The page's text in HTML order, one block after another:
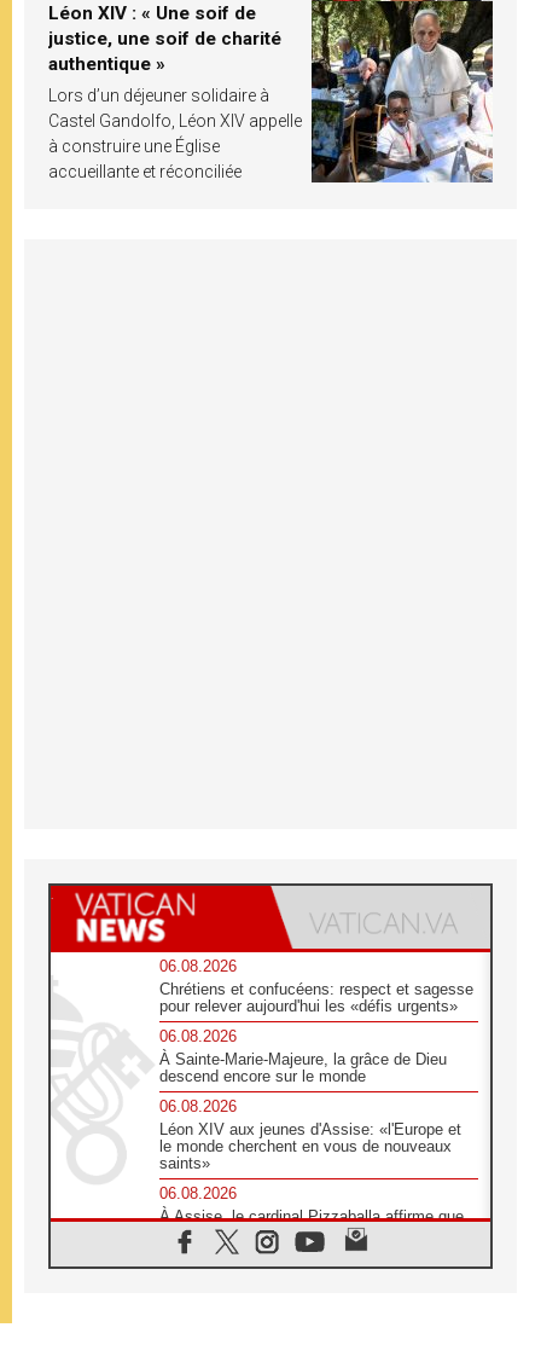
Léon XIV : « Une soif de
justice, une soif de charité
authentique »
Lors d’un déjeuner solidaire à
Castel Gandolfo, Léon XIV appelle
à construire une Église
accueillante et réconciliée
06.08.2026
Chrétiens et confucéens: respect et sagesse
pour relever aujourd'hui les «défis urgents»
06.08.2026
À Sainte-Marie-Majeure, la grâce de Dieu
descend encore sur le monde
06.08.2026
Léon XIV aux jeunes d'Assise: «l'Europe et
le monde cherchent en vous de nouveaux
saints»
06.08.2026
À Assise, le cardinal Pizzaballa affirme que
«les chrétiens veulent la paix»
06.08.2026